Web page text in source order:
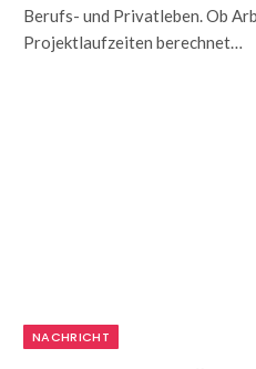
Berufs- und Privatleben. Ob
Projektlaufzeiten berechnet…
NACHRICHT